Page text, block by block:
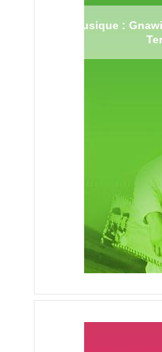
Musique :